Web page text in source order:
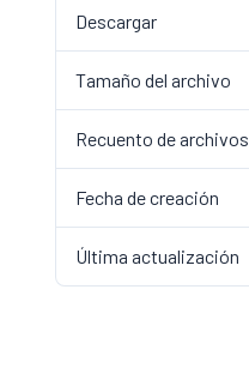
Descargar
Tamaño del archivo
Recuento de archivos
Fecha de creación
Última actualización